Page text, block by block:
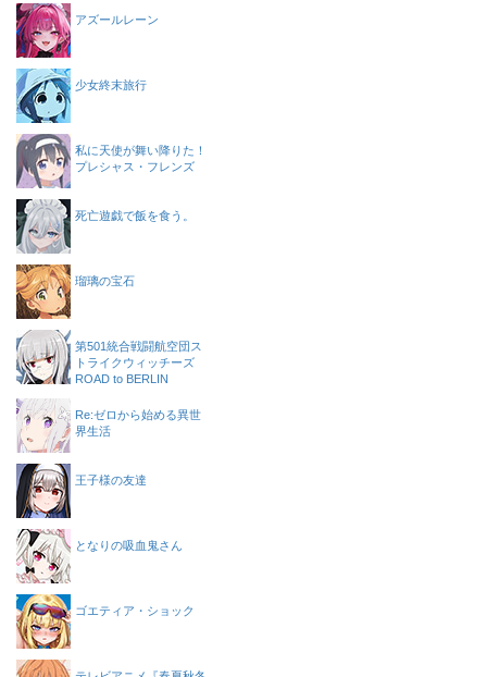
アズールレーン
少女終末旅行
私に天使が舞い降りた！
プレシャス・フレンズ
死亡遊戯で飯を食う。
瑠璃の宝石
第501統合戦闘航空団ス
トライクウィッチーズ
ROAD to BERLIN
Re:ゼロから始める異世
界生活
王子様の友達
となりの吸血鬼さん
ゴエティア・ショック